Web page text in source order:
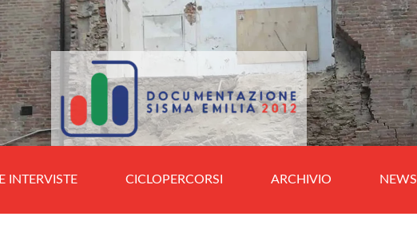
INTERVISTE CICLOPERCORSI ARCHIVIO NEWS